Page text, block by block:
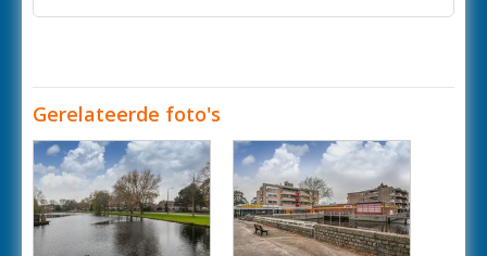
Gerelateerde foto's